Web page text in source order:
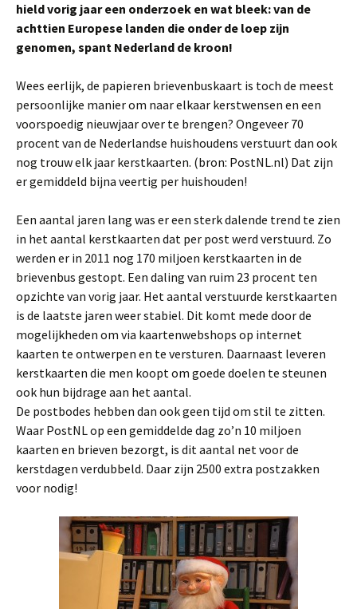
hield vorig jaar een onderzoek en wat bleek: van de
achttien Europese landen die onder de loep zijn
genomen, spant Nederland de kroon!
Wees eerlijk, de papieren brievenbuskaart is toch de meest
persoonlijke manier om naar elkaar kerstwensen en een
voorspoedig nieuwjaar over te brengen? Ongeveer 70
procent van de Nederlandse huishoudens verstuurt dan ook
nog trouw elk jaar kerstkaarten. (bron: PostNL.nl) Dat zijn
er gemiddeld bijna veertig per huishouden!
Een aantal jaren lang was er een sterk dalende trend te zien
in het aantal kerstkaarten dat per post werd verstuurd. Zo
werden er in 2011 nog 170 miljoen kerstkaarten in de
brievenbus gestopt. Een daling van ruim 23 procent ten
opzichte van vorig jaar. Het aantal verstuurde kerstkaarten
is de laatste jaren weer stabiel. Dit komt mede door de
mogelijkheden om via kaartenwebshops op internet
kaarten te ontwerpen en te versturen. Daarnaast leveren
kerstkaarten die men koopt om goede doelen te steunen
ook hun bijdrage aan het aantal.
De postbodes hebben dan ook geen tijd om stil te zitten.
Waar PostNL op een gemiddelde dag zo’n 10 miljoen
kaarten en brieven bezorgt, is dit aantal net voor de
kerstdagen verdubbeld. Daar zijn 2500 extra postzakken
voor nodig!